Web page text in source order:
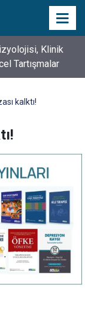
Çıktı? 10
kalktı!